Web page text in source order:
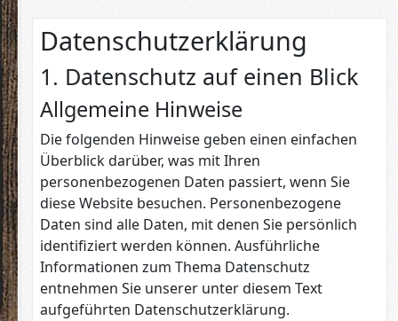
Datenschutz­erklärung
1. Datenschutz auf einen Blick
Allgemeine Hinweise
Die folgenden Hinweise geben einen einfachen
Überblick darüber, was mit Ihren
personenbezogenen Daten passiert, wenn Sie
diese Website besuchen. Personenbezogene
Daten sind alle Daten, mit denen Sie persönlich
identifiziert werden können. Ausführliche
Informationen zum Thema Datenschutz
entnehmen Sie unserer unter diesem Text
aufgeführten Datenschutzerklärung.